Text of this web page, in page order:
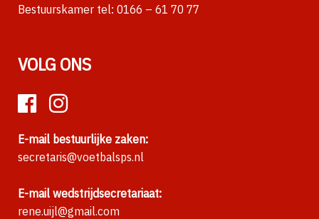
Bestuurskamer tel: 0166 – 61 70 77
VOLG ONS
E-mail bestuurlijke zaken:
secretaris@voetbalsps.nl
E-mail wedstrijdsecretariaat:
rene.uijl@gmail.com